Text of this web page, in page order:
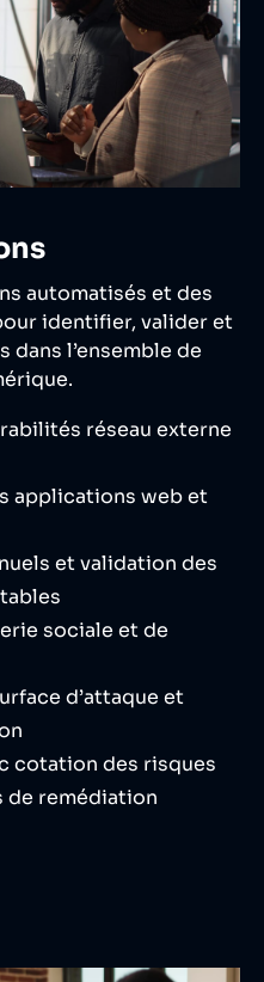
automatisés et des
identifier, valider et
l’ensemble de
réseau externe
applications web et
et validation des
sociale et de
d’attaque et
cotation des risques
de remédiation